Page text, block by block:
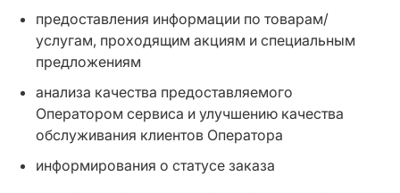
предоставления информации по товарам/
услугам, проходящим акциям и специальным
предложениям
анализа качества предоставляемого
Оператором сервиса и улучшению качества
обслуживания клиентов Оператора
информирования о статусе заказа